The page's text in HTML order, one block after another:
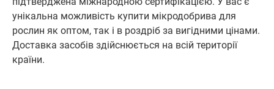
унікальна можливість купити мікродобрива для
рослин як оптом, так і в роздріб за вигідними цінами.
Доставка засобів здійснюється на всій території
країни.